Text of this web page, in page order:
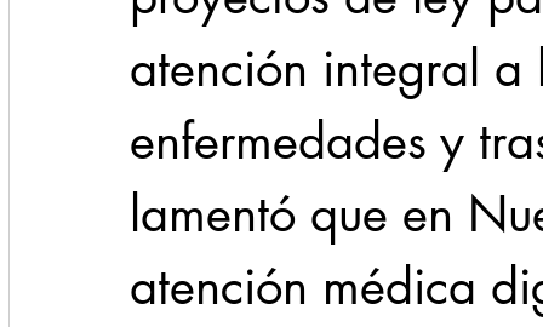
atención integral
enfermedades y
lamentó que en
atención médica